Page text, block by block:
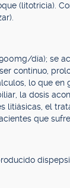
(litotricia).
día); se
continuo,
lo que en
la dosis
litiásicas, el
que